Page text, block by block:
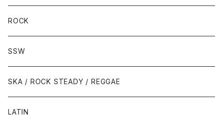
ROCK
SSW
SKA / ROCK STEADY / REGGAE
LATIN